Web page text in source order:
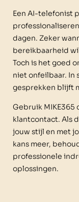
Een AI-telefonist
dagen. Zeker
bereikbaarheid
Toch is het goed
niet onfeilbaar. In
gesprekken blijft
Gebruik MIKE365
klantcontact. Als
jouw stijl en met
kans meer,
professionele
oplossingen.